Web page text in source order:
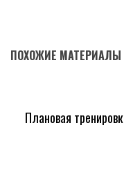
ПОХОЖИЕ МАТЕРИАЛЫ
Плановая